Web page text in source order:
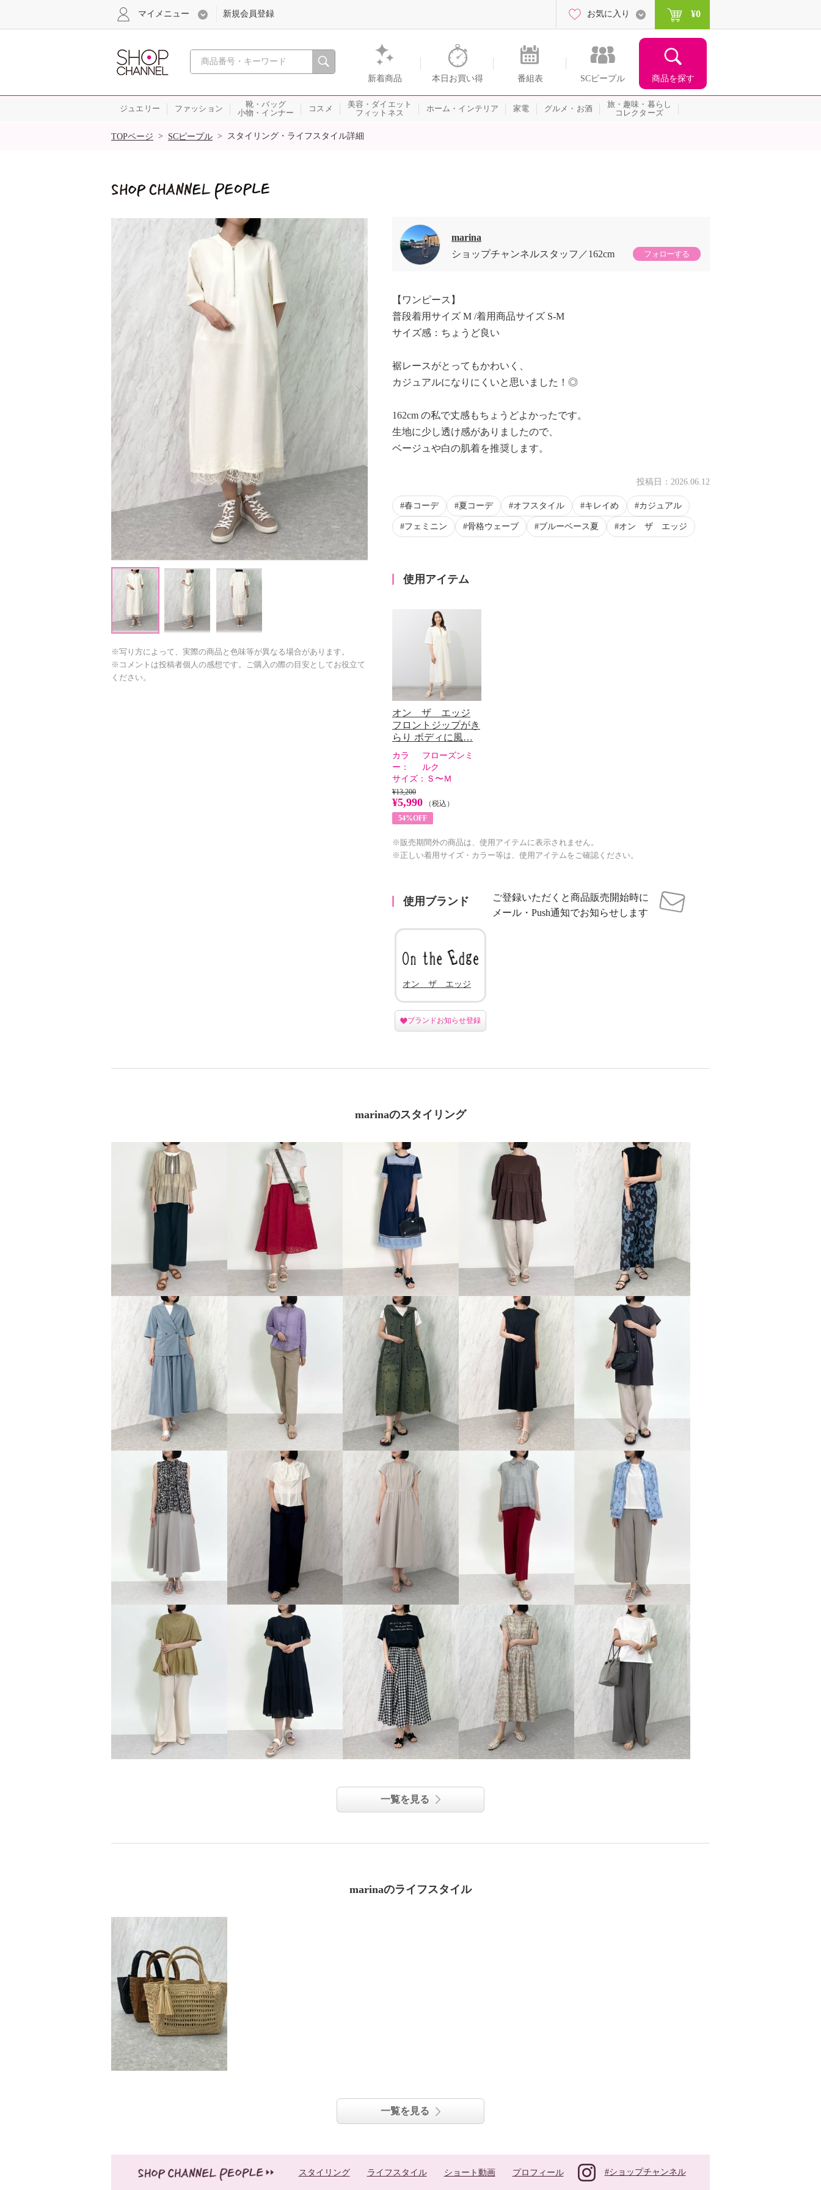
心おどる、瞬間を。通販・テレビショッピングのショップチャンネル
新着商品 本日お買い得 番組表 SCピープル 商品を探す
マイメニュー 新規会員登録 お気に入り ¥0
ジュエリー ファッション
靴・バッグ
小物・インナー
コスメ
美容・ダイエット
フィットネス
ホーム・インテリア 家電 グルメ・お酒
旅・趣味・暮らし
コレクターズ
SALE
TOPページ > SCピープル > スタイリング・ライフスタイル詳細
※写り方によって、実際の商品と色味等が異なる場合があります。
※コメントは投稿者個人の感想です。ご購入の際の目安としてお役立て
ください。
marina
ショップチャンネルスタッフ
162cm フォローする
【ワンピース】
普段着用サイズ M /着用商品サイズ S-M
サイズ感：ちょうど良い
裾レースがとってもかわいく、
カジュアルになりにくいと思いました！◎
162cm の私で丈感もちょうどよかったです。
生地に少し透け感がありましたので、
ベージュや白の肌着を推奨します。
投稿日： 2026.06.12
春コーデ 夏コーデ オフスタイル キレイめ カジュアル
フェミニン 骨格ウェーブ ブルーベース夏 オン ザ エッジ
使用アイテム
オン ザ エッジ
フロントジップがき
らり ボディに風…
カラ
ー：
フローズンミ
ルク
サイズ： Ｓ〜Ｍ
¥13,200
¥5,990
（税込）
54%OFF
※販売期間外の商品は、使用アイテムに表示されません。
※正しい着用サイズ・カラー等は、使用アイテムをご確認ください。
使用ブランド
ご登録いただくと商品販売開始時に
メール・Push通知でお知らせします
オン ザ エッジ
ブランドお知らせ登録
marinaのスタイリング
一覧を見る
marinaのライフスタイル
一覧を見る
スタイリング ライフスタイル ショート動画 プロフィール #ショップチャンネル